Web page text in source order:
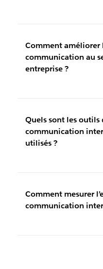
Comment améliorer
communication au
entreprise ?
Quels sont les outils
communication
utilisés ?
Comment mesurer
communication